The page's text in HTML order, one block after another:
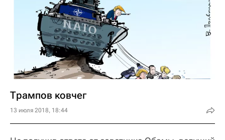
Трампов ковчег
13 июля 2018, 18:44